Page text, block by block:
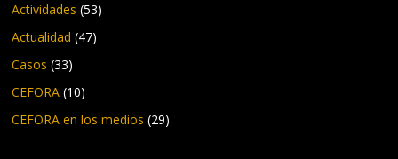
Actividades (53)
Actualidad (47)
Casos (33)
CEFORA (10)
CEFORA en los medios (29)